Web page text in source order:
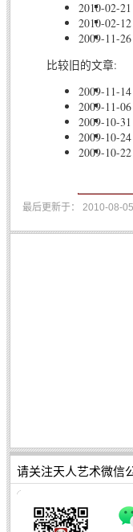
2010-02-21
2010-02-12
2009-11-26
比较旧的文章:
2009-11-14
2009-11-06
2009-10-31
2009-10-24
2009-10-22
最后更新于： 2010-08-
请关注天人艺术微信